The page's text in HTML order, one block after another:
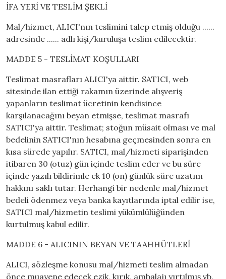
İFA YERİ VE TESLİM ŞEKLİ
Mal/hizmet, ALICI'nın teslimini talep etmiş olduğu ......
adresinde ...... adlı kişi/kuruluşa teslim edilecektir.
MADDE 5 - TESLİMAT KOŞULLARI
Teslimat masrafları ALICI'ya aittir. SATICI, web
sitesinde ilan ettiği rakamın üzerinde alışveriş
yapanların teslimat ücretinin kendisince
karşılanacağını beyan etmişse, teslimat masrafı
SATICI'ya aittir. Teslimat; stoğun müsait olması ve mal
bedelinin SATICI'nın hesabına geçmesinden sonra en
kısa sürede yapılır. SATICI, mal/hizmeti siparişinden
itibaren 30 (otuz) gün içinde teslim eder ve bu süre
içinde yazılı bildirimle ek 10 (on) günlük süre uzatım
hakkını saklı tutar. Herhangi bir nedenle mal/hizmet
bedeli ödenmez veya banka kayıtlarında iptal edilir ise,
SATICI mal/hizmetin teslimi yükümlülüğünden
kurtulmuş kabul edilir.
MADDE 6 - ALICININ BEYAN VE TAAHHÜTLERİ
ALICI, sözleşme konusu mal/hizmeti teslim almadan
önce muayene edecek ezik, kırık, ambalajı yırtılmış vb.